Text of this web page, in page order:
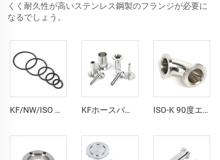
くく耐久性が高いステンレス鋼製のフランジが必要に
なるでしょう。
KF/NW/ISO 真空センタリングOリング FKM/NBR 標準ゴムシールガスケット交換用Oリングフィッティング 半導体用 KFホースバーブアダプター 真空用 SS304 SS316L ホースバーブアダプター KF16-KF50 NW16-NW50 ステンレス鋼製真空継手 半導体用 ISO-K 90度エルボ ISO63-ISO160 高品質SS304 SS316L 真空フランジ 鍛造ステンレス鋼 クランプ接続 真空エルボ